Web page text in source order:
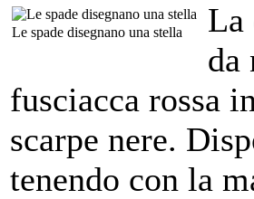
Le spade disegnano una stella
La
da
fusciacca rossa
scarpe nere.
tenendo con la